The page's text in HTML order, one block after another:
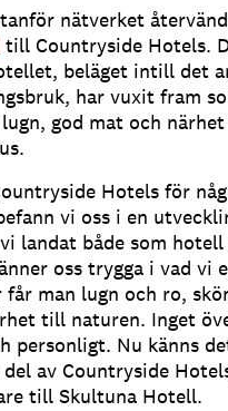
nätverket
till Countryside Hotels.
beläget intill det
har vuxit fram
god mat och
Hotels för
vi oss i en
landat både som
oss trygga i vad vi
får man lugn och ro,
till naturen. Inget
personligt. Nu känns
av Countryside
till Skultuna Hotell.